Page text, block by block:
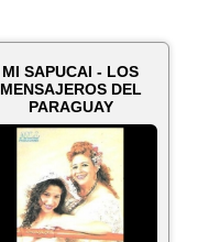
MI SAPUCAI - LOS
MENSAJEROS DEL
PARAGUAY